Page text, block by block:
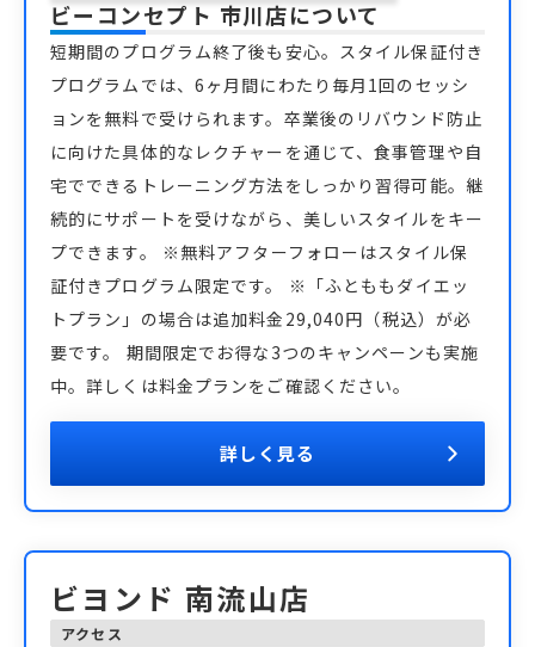
ビーコンセプト 市川店について
短期間のプログラム終了後も安心。スタイル保証付き
プログラムでは、6ヶ月間にわたり毎月1回のセッシ
ョンを無料で受けられます。卒業後のリバウンド防止
に向けた具体的なレクチャーを通じて、食事管理や自
宅でできるトレーニング方法をしっかり習得可能。継
続的にサポートを受けながら、美しいスタイルをキー
プできます。 ※無料アフターフォローはスタイル保
証付きプログラム限定です。 ※「ふとももダイエッ
トプラン」の場合は追加料金29,040円（税込）が必
要です。 期間限定でお得な3つのキャンペーンも実施
中。詳しくは料金プランをご確認ください。
詳しく見る
ビヨンド 南流山店
アクセス